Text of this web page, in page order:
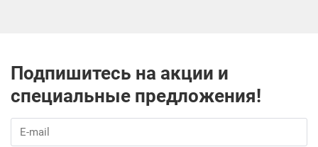
Подпишитесь на акции и
специальные предложения!